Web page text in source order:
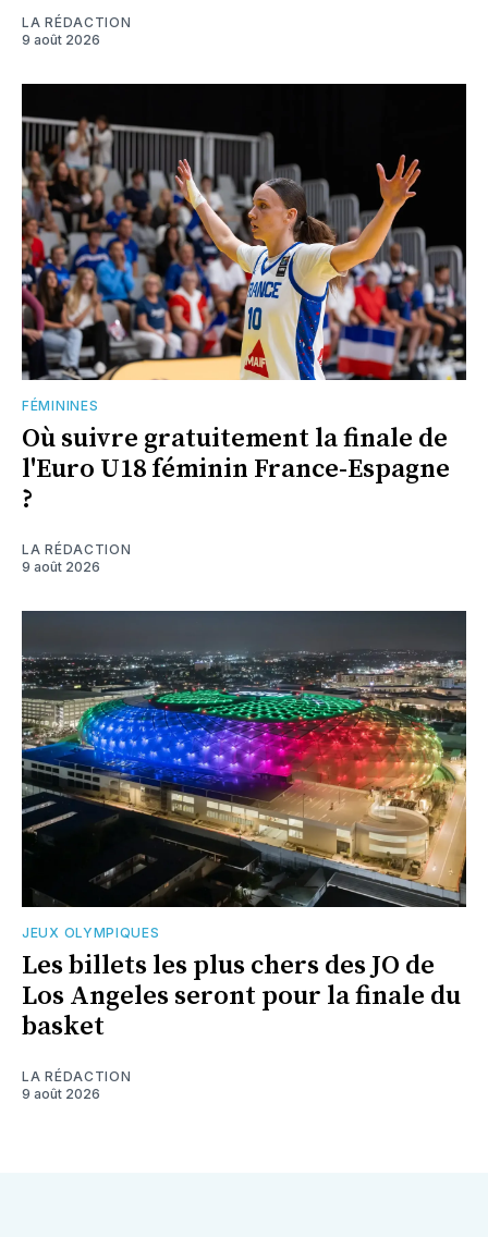
LA RÉDACTION
9 août 2026
FÉMININES
Où suivre gratuitement la finale de
l'Euro U18 féminin France-Espagne
?
LA RÉDACTION
9 août 2026
JEUX OLYMPIQUES
Les billets les plus chers des JO de
Los Angeles seront pour la finale du
basket
LA RÉDACTION
9 août 2026